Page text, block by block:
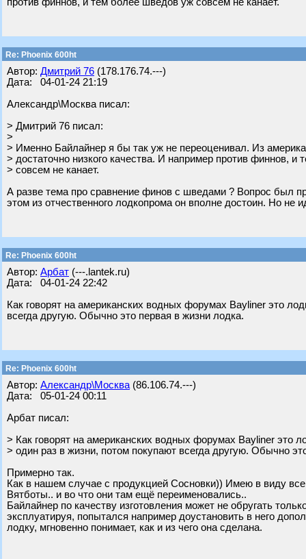
Re: Phoenix 600ht
Автор: Дмитрий 76 (178.176.74.---)
Дата: 04-01-24 21:19
Александр\Москва писал:
> Дмитрий 76 писал:
>
> Именно Байлайнер я бы так уж не переоценивал. Из
> достаточно низкого качества. И например против финнов,
> совсем не канает.
А разве тема про сравнение финов с шведами ? Вопрос был
этом из отчественного лодкопрома он вполне достоин. Но не
Re: Phoenix 600ht
Автор: Арбат (---.lantek.ru)
Дата: 04-01-24 22:42
Как говорят на американских водных форумах Baylinеr это
всегда другую. Обычно это первая в жизни лодка.
Re: Phoenix 600ht
Автор: Александр\Москва (86.106.74.---)
Дата: 05-01-24 00:11
Арбат писал:
> Как говорят на американских водных форумах Baylinеr это
> один раз в жизни, потом покупают всегда другую. Обычно
Примерно так.
Как в нашем случае с продукцией Сосновки)) Имею в виду
Вятботы.. и во что они там ещё переименовались..
Байлайнер по качеству изготовления может не обругать
эксплуатируя, попытался например доустановить в него
лодку, мгновенно понимает, как и из чего она сделана.